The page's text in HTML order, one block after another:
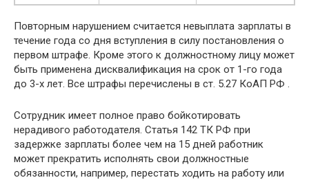
Повторным нарушением считается невыплата зарплаты в
течение года со дня вступления в силу постановления о
первом штрафе. Кроме этого к должностному лицу может
быть применена дисквалификация на срок от 1-го года
до 3-х лет. Все штрафы перечислены в ст. 5.27 КоАП РФ .
Сотрудник имеет полное право бойкотировать
нерадивого работодателя. Статья 142 ТК РФ при
задержке зарплаты более чем на 15 дней работник
может прекратить исполнять свои должностные
обязанности, например, перестать ходить на работу или